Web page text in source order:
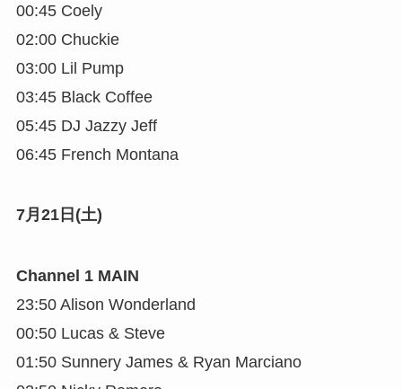
00:45 Coely
02:00 Chuckie
03:00 Lil Pump
03:45 Black Coffee
05:45 DJ Jazzy Jeff
06:45 French Montana
7月21日(土)
Channel 1 MAIN
23:50 Alison Wonderland
00:50 Lucas & Steve
01:50 Sunnery James & Ryan Marciano